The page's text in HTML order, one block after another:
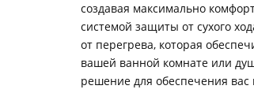
создавая максимально
системой защиты от сухого
от перегрева, которая
вашей ванной комнате или
решение для обеспечения вас